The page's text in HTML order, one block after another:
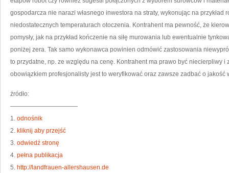
gospodarcza nie narazi własnego inwestora na straty, wykonując na przykład
niedostatecznych temperaturach otoczenia. Kontrahent ma pewność, że
pomysły, jak na przykład kończenie na siłę murowania lub ewentualnie
poniżej zera. Tak samo wykonawca powinien odmówić zastosowania
to przydatne, np. ze względu na cenę. Kontrahent ma prawo być niecierpliwy i
obowiązkiem profesjonalisty jest to weryfikować oraz zawsze zadbać o
źródło:
———————————
1. odnośnik
2. kliknij aby przejść
3. odwiedź stronę
4. pełna publikacja
5. http://landfrauen-allershausen.de